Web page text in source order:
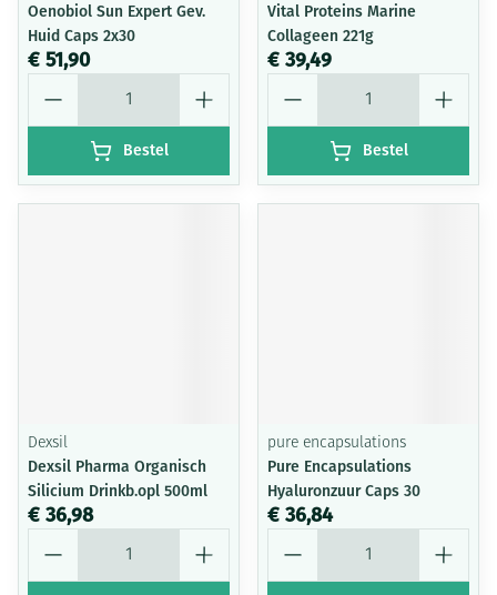
Oenobiol Sun Expert Gev.
Huid Caps 2x30
€ 51,90
Bestel
Vital Proteins Marine
Collageen 221g
€ 39,49
Bestel
Dexsil
Dexsil Pharma Organisch
Silicium Drinkb.opl 500ml
€ 36,98
pure encapsulations
Pure Encapsulations
Hyaluronzuur Caps 30
€ 36,84